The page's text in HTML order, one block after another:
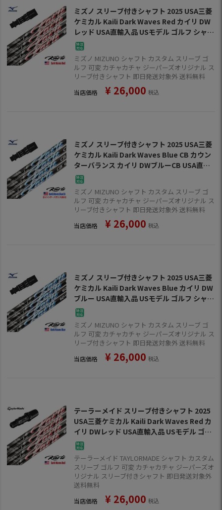
ミズノ スリーブ付きシャフト 2025 USA三菱
ケミカル Kaili Dark Waves Red カイリ DW
レッド USA直輸入品 USモデル ゴルフ シャフ
ト (ST-X,Z／ST200～180／GT180／Mizun
oPro／MP／JPX900)
ミズノ MIZUNO シャフト カスタム スリーブ ゴ
ルフ 可変 カチャカチャ ジーパーズオリジナル ス
リーブ付きシャフト 即日発送対象外 送料無料
当店価格 ¥ 26,000 税込
ミズノ スリーブ付きシャフト 2025 USA三菱
ケミカル Kaili Dark Waves Blue CB カウン
ターバランス カイリ DWブルーCB USA直輸
入品 USモデル ゴルフ シャフト (ST-X,Z／S
T200～180／GT180／MizunoPro／MP／JP
X900)
ミズノ MIZUNO シャフト カスタム スリーブ ゴ
ルフ 可変 カチャカチャ ジーパーズオリジナル ス
リーブ付きシャフト 即日発送対象外 送料無料
当店価格 ¥ 26,000 税込
ミズノ スリーブ付きシャフト 2025 USA三菱
ケミカル Kaili Dark Waves Blue カイリ DW
ブルー USA直輸入品 USモデル ゴルフ シャフ
ト (ST-X,Z／ST200～180／GT180／Mizun
oPro／MP／JPX900)
ミズノ MIZUNO シャフト カスタム スリーブ ゴ
ルフ 可変 カチャカチャ ジーパーズオリジナル ス
リーブ付きシャフト 即日発送対象外 送料無料
当店価格 ¥ 26,000 税込
テーラーメイド スリーブ付きシャフト 2025
USA三菱ケミカル Kaili Dark Waves Red カ
イリ DWレッド USA直輸入品 USモデル ゴル
フ シャフト (Qi35／Qi10／BRNR MINI／STE
ALTH／SIM)
テーラーメイド TAYLORMADE シャフト カスタム
スリーブ ゴルフ 可変 カチャカチャ ジーパーズオ
リジナル スリーブ付きシャフト 即日発送対象外
送料無料
当店価格 ¥ 26,000 税込